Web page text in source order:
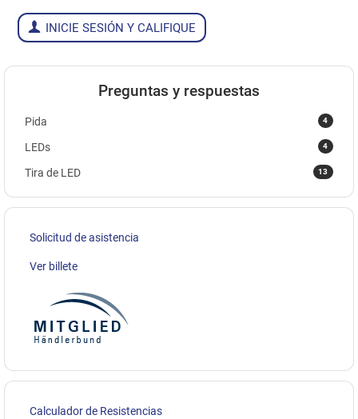
INICIE SESIÓN Y CALIFIQUE
Preguntas y respuestas
4
Pida
4
LEDs
13
Tira de LED
Solicitud de asistencia
Ver billete
Calculador de Resistencias